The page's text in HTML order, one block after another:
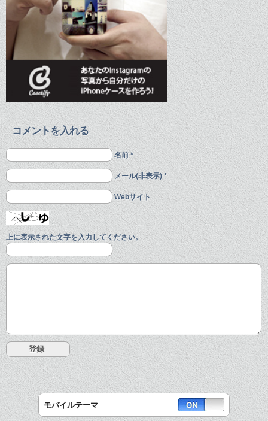
コメントを入れる
名前 *
メール(非表示) *
Webサイト
上に表示された文字を入力してください。
モバイルテーマ